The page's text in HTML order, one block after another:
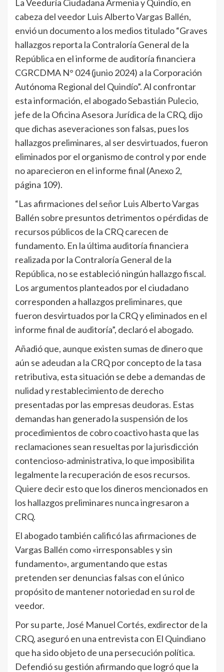
La Veeduría Ciudadana Armenia y Quindío, en
cabeza del veedor Luis Alberto Vargas Ballén,
envió un documento a los medios titulado “Graves
hallazgos reporta la Contraloría General de la
República en el informe de auditoría financiera
CGRCDMA N° 024 (junio 2024) a la Corporación
Autónoma Regional del Quindío”. Al confrontar
esta información, el abogado Sebastián Pulecio,
jefe de la Oficina Asesora Jurídica de la CRQ, dijo
que dichas aseveraciones son falsas, pues los
hallazgos preliminares, al ser desvirtuados, fueron
eliminados por el organismo de control y por ende
no aparecieron en el informe final (Anexo 2,
página 109).
“Las afirmaciones del señor Luis Alberto Vargas
Ballén sobre presuntos detrimentos o pérdidas de
recursos públicos de la CRQ carecen de
fundamento. En la última auditoría financiera
realizada por la Contraloría General de la
República, no se estableció ningún hallazgo fiscal.
Los argumentos planteados por el ciudadano
corresponden a hallazgos preliminares, que
fueron desvirtuados por la CRQ y eliminados en el
informe final de auditoría”, declaró el abogado.
Añadió que, aunque existen sumas de dinero que
aún se adeudan a la CRQ por concepto de la tasa
retributiva, esta situación se debe a demandas de
nulidad y restablecimiento de derecho
presentadas por las empresas deudoras. Estas
demandas han generado la suspensión de los
procedimientos de cobro coactivo hasta que las
reclamaciones sean resueltas por la jurisdicción
contencioso-administrativa, lo que imposibilita
legalmente la recuperación de esos recursos.
Quiere decir esto que los dineros mencionados en
los hallazgos preliminares nunca ingresaron a
CRQ.
El abogado también calificó las afirmaciones de
Vargas Ballén como «irresponsables y sin
fundamento», argumentando que estas
pretenden ser denuncias falsas con el único
propósito de mantener notoriedad en su rol de
veedor.
Por su parte, José Manuel Cortés, exdirector de la
CRQ, aseguró en una entrevista con El Quindiano
que ha sido objeto de una persecución política.
Defendió su gestión afirmando que logró que la